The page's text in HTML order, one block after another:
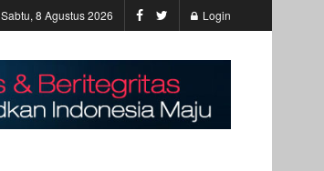
Sabtu, 8 Agustus 2026 Login